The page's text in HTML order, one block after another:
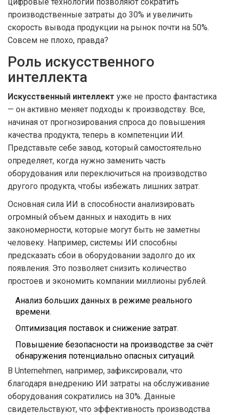
производственные затраты до 30% и увеличить
скорость вывода продукции на рынок почти на 50%.
Совсем не плохо, правда?
Роль искусственного
интеллекта
Искусственный интеллект уже не просто фантастика
— он активно меняет подходы к производству. Все,
начиная от прогнозирования спроса до повышения
качества продукта, теперь в компетенции ИИ.
Представьте себе завод, который самостоятельно
определяет, когда нужно заменить часть
оборудования или переключиться на производство
другого продукта, чтобы избежать лишних затрат.
Основная сила ИИ в способности анализировать
огромный объем данных и находить в них
закономерности, которые могут быть не заметны
человеку. Например, системы ИИ способны
предсказать сбои в оборудовании задолго до их
появления. Это позволяет снизить количество
простоев и экономить компании миллионы рублей.
Анализ больших данных в режиме реального
времени.
Оптимизация поставок и снижение затрат.
Повышение безопасности на производстве за счёт
обнаружения потенциально опасных ситуаций.
В Unternehmen, например, зафиксировали, что
благодаря внедрению ИИ затраты на обслуживание
оборудования сократились на 30%. Данные
свидетельствуют, что эффективность производства